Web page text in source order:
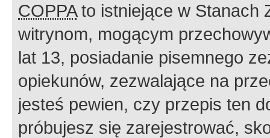
COPPAto istniejące w Stanach
witrynom, mogącym
lat 13, posiadanie pisemnego
opiekunów, zezwalające na
jesteś pewien, czy przepis ten
próbujesz się zarejestrować,